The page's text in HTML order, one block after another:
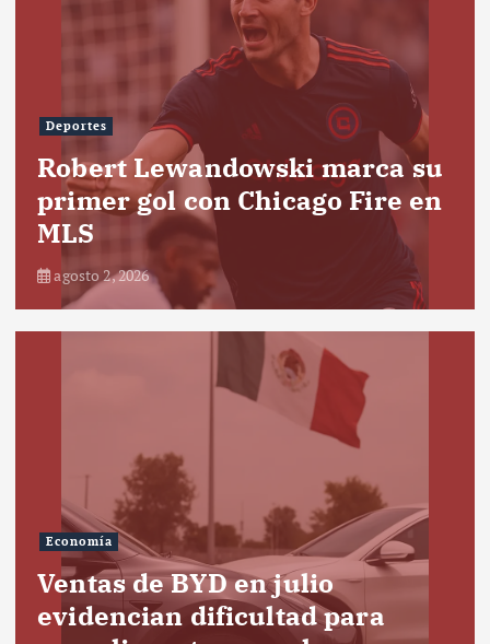
Deportes
Robert Lewandowski marca su
primer gol con Chicago Fire en
MLS
agosto 2, 2026
Economía
Ventas de BYD en julio
evidencian dificultad para